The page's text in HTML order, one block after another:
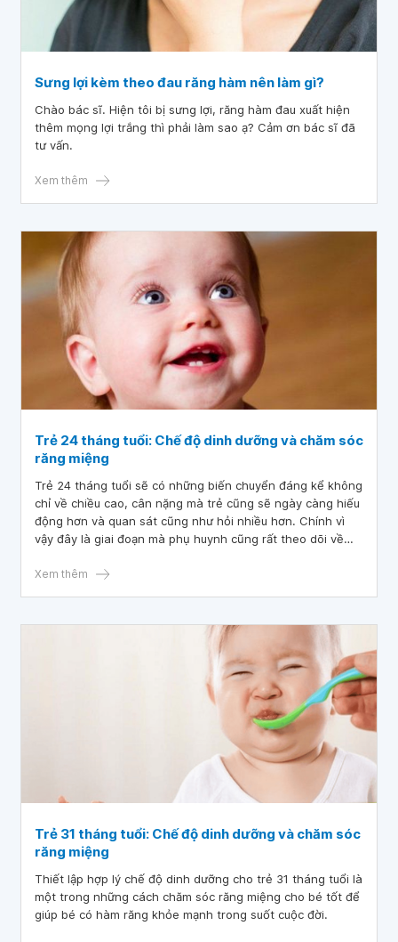
Sưng lợi kèm theo đau răng hàm nên làm gì?
Chào bác sĩ. Hiện tôi bị sưng lợi, răng hàm đau xuất hiện
thêm mọng lợi trắng thì phải làm sao ạ? Cảm ơn bác sĩ đã
tư vấn.
Xem thêm
Trẻ 24 tháng tuổi: Chế độ dinh dưỡng và chăm sóc
răng miệng
Trẻ 24 tháng tuổi sẽ có những biến chuyển đáng kể không
chỉ về chiều cao, cân nặng mà trẻ cũng sẽ ngày càng hiếu
động hơn và quan sát cũng như hỏi nhiều hơn. Chính vì
vậy đây là giai đoạn mà phụ huynh cũng rất theo dõi về
Xem thêm
Trẻ 31 tháng tuổi: Chế độ dinh dưỡng và chăm sóc
răng miệng
Thiết lập hợp lý chế độ dinh dưỡng cho trẻ 31 tháng tuổi là
một trong những cách chăm sóc răng miệng cho bé tốt để
giúp bé có hàm răng khỏe mạnh trong suốt cuộc đời.